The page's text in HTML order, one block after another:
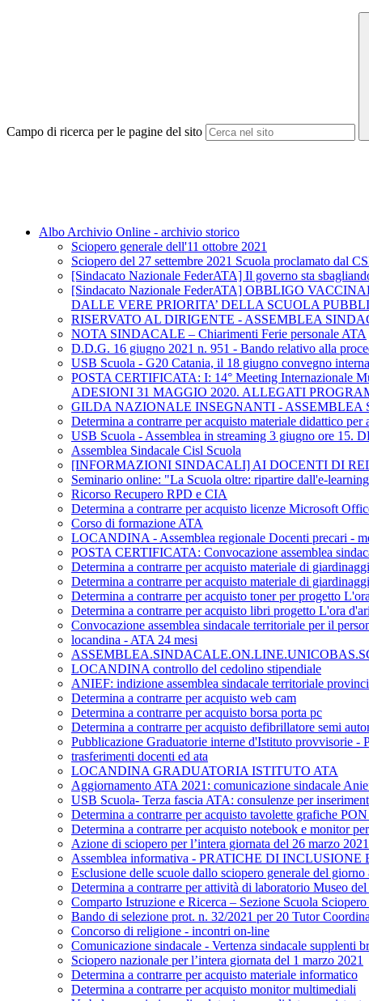
Campo di ricerca per le pagine del sito
Albo Archivio Online - archivio storico
Sciopero generale dell'11 ottobre 2021
Sciopero del 27 settembre 2021 Scuola proclamato dal
[Sindacato Nazionale FederATA] Il governo sta
[Sindacato Nazionale FederATA] OBBLIGO
DALLE VERE PRIORITA’ DELLA SCUOLA
RISERVATO AL DIRIGENTE - ASSEMBLEA
NOTA SINDACALE – Chiarimenti Ferie personale ATA
D.D.G. 16 giugno 2021 n. 951 - Bando relativo alla
USB Scuola - G20 Catania, il 18 giugno convegno
POSTA CERTIFICATA: I: 14° Meeting
ADESIONI 31 MAGGIO 2020. ALLEGATI
GILDA NAZIONALE INSEGNANTI - ASSEMBLEA
Determina a contrarre per acquisto materiale didattico
USB Scuola - Assemblea in streaming 3 giugno ore 15.
Assemblea Sindacale Cisl Scuola
[INFORMAZIONI SINDACALI] AI DOCENTI DI
Seminario online: "La Scuola oltre: ripartire dall'e-
Ricorso Recupero RPD e CIA
Determina a contrarre per acquisto licenze Microsoft
Corso di formazione ATA
LOCANDINA - Assemblea regionale Docenti precari -
POSTA CERTIFICATA: Convocazione assemblea
Determina a contrarre per acquisto materiale di
Determina a contrarre per acquisto materiale di
Determina a contrarre per acquisto toner per progetto
Determina a contrarre per acquisto libri progetto L'ora
Convocazione assemblea sindacale territoriale per il
locandina - ATA 24 mesi
LOCANDINA controllo del cedolino stipendiale
ANIEF: indizione assemblea sindacale territoriale
Determina a contrarre per acquisto web cam
Determina a contrarre per acquisto borsa porta pc
Determina a contrarre per acquisto defibrillatore semi
Pubblicazione Graduatorie interne d'Istituto provvisorie -
trasferimenti docenti ed ata
LOCANDINA GRADUATORIA ISTITUTO ATA
Aggiornamento ATA 2021: comunicazione sindacale
USB Scuola- Terza fascia ATA: consulenze per
Determina a contrarre per acquisto tavolette grafiche
Determina a contrarre per acquisto notebook e monitor
Azione di sciopero per l’intera giornata del 26 marzo 2021
Assemblea informativa - PRATICHE DI
Esclusione delle scuole dallo sciopero generale del giorno
Determina a contrarre per attività di laboratorio Museo
Comparto Istruzione e Ricerca – Sezione Scuola
Bando di selezione prot. n. 32/2021 per 20 Tutor
Concorso di religione - incontri on-line
Comunicazione sindacale - Vertenza sindacale supplenti
Sciopero nazionale per l’intera giornata del 1 marzo 2021
Determina a contrarre per acquisto materiale informatico
Determina a contrarre per acquisto monitor multimediali